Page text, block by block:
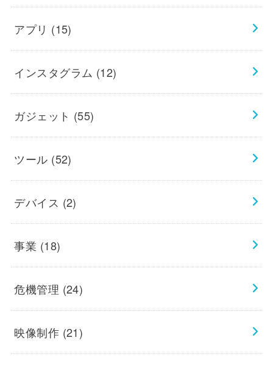
アプリ (15)
インスタグラム (12)
ガジェット (55)
ツール (52)
デバイス (2)
事業 (18)
危機管理 (24)
映像制作 (21)